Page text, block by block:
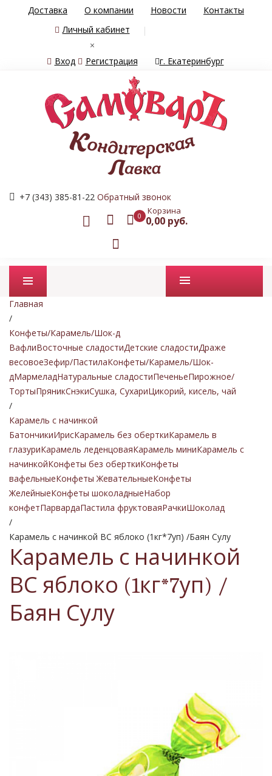
Доставка О компании Новости
Контакты
Личный кабинет
×
Вход
Регистрация г. Екатеринбург
+7 (343) 385-81-22 Обратный звонок
0 Корзина
0,00 руб.
Промо товары
Главная
/
Конфеты/Карамель/Шок-д
ВафлиВосточные сладостиДетские сладостиДраже
весовоеЗефир/ПастилаКонфеты/Карамель/Шок-
дМармеладНатуральные сладостиПеченьеПирожное/
ТортыПряникСнэкиСушка, СухариЦикорий, кисель, чай
/
Карамель с начинкой
БатончикиИрисКарамель без оберткиКарамель в
глазуриКарамель леденцоваяКарамель миниКарамель с
начинкойКонфеты без оберткиКонфеты
вафельныеКонфеты ЖевательныеКонфеты
ЖелейныеКонфеты шоколадныеНабор
конфетПарвардаПастила фруктоваяРачкиШоколад
/
Карамель с начинкой ВС яблоко (1кг*7уп) /Баян Сулу
Карамель с начинкой
ВС яблоко (1кг*7уп) /
Баян Сулу